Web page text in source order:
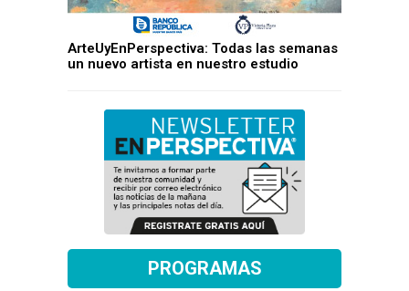
ArteUyEnPerspectiva: Todas las semanas
un nuevo artista en nuestro estudio
PROGRAMAS